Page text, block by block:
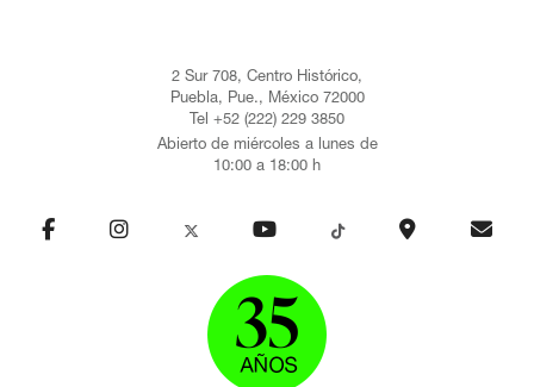
2 Sur 708, Centro Histórico,
Puebla, Pue., México 72000
Tel +52 (222) 229 3850
Abierto de miércoles a lunes de
10:00 a 18:00 h